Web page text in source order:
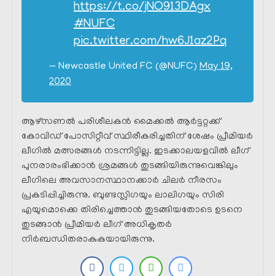
https://t.co/jNO913DAgx
#NUFC
pic.twitter.com/hw6J1az2Pq
— Newcastle United FC (@NUFC) May 19,
2020
ആഴ്‌സണൽ പരിശീലകൻ മൈക്കൽ ആർട്ടറ്റക്ക്
കോവിഡ് പോസിറ്റീവ് സ്ഥിരീകരിച്ചതിന് ശേഷം പ്രീമിയർ
ലീഗിൽ മത്സരങ്ങൾ നടന്നിട്ടില്ല. ഇടക്കാലയളവിൽ ലീഗ്
പുനരാരംഭിക്കാൻ ശ്രമങ്ങൾ തുടങ്ങിയിരുന്നുവെങ്കിലും
ലീഗിലെ അവസാനസ്ഥാനക്കാർ ചിലർ നീരസം
പ്രകടിപ്പിച്ചിരുന്നു. ബുണ്ടസ്ലിഗയും ലാലിഗയും സിരി
എയുമൊക്കെ തിരിച്ചെത്താൻ തുടങ്ങിയതോടെ ഉടനെ
തുടങ്ങാൻ പ്രീമിയർ ലീഗ് അധികൃതർ
നിർബന്ധിതരാകുകയായിരുന്നു.